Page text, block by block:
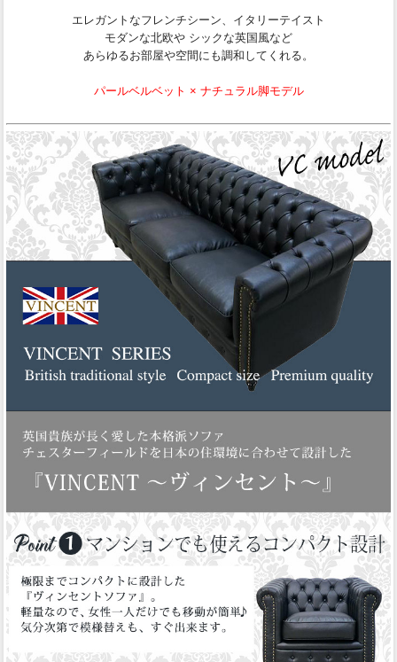
エレガントなフレンチシーン、イタリーテイスト
モダンな北欧や シックな英国風など
あらゆるお部屋や空間にも調和してくれる。
パールベルベット × ナチュラル脚モデル